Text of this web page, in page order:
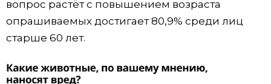
вопрос растёт с повышением возраста
опрашиваемых достигает 80,9% среди лиц
старше 60 лет.